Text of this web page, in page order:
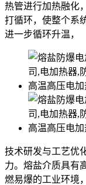
热管进行加热融化
打循环，使整个系
进一步循环升温，
技术研发与工艺优
力。熔盐介质具有
燃易爆的工业环境